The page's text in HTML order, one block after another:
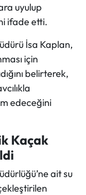
uyulup
ifade etti.
İsa Kaplan,
için
belirterek,
edeceğini
Kaçak
ait su